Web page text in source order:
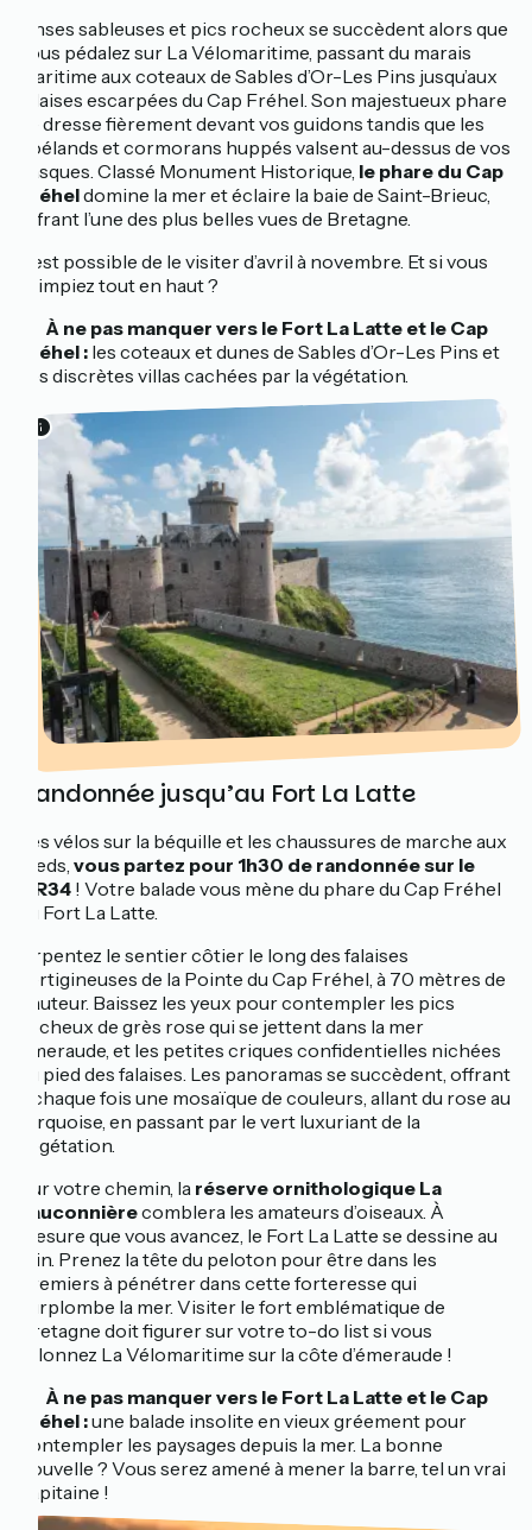
Anses sableuses et pics rocheux se succèdent alors que
vous pédalez sur La Vélomaritime, passant du marais
maritime aux coteaux de Sables d’Or-Les Pins jusqu’aux
falaises escarpées du Cap Fréhel. Son majestueux phare
se dresse fièrement devant vos guidons tandis que les
goélands et cormorans huppés valsent au-dessus de vos
casques. Classé Monument Historique, le phare du Cap
Fréheldomine la mer et éclaire la baie de Saint-Brieuc,
offrant l’une des plus belles vues de Bretagne.
Il est possible de le visiter d’avril à novembre. Et si vous
grimpiez tout en haut ?
À ne pas manquer vers le Fort La Latte et le Cap
Fréhel : les coteaux et dunes de Sables d’Or-Les Pins et
ses discrètes villas cachées par la végétation.
Randonnée jusqu’au Fort La Latte
Les vélos sur la béquille et les chaussures de marche aux
pieds, vous partez pour 1h30 de randonnée sur le
GR34 ! Votre balade vous mène du phare du Cap Fréhel
au Fort La Latte.
Arpentez le sentier côtier le long des falaises
vertigineuses de la Pointe du Cap Fréhel, à 70 mètres de
hauteur. Baissez les yeux pour contempler les pics
rocheux de grès rose qui se jettent dans la mer
émeraude, et les petites criques confidentielles nichées
au pied des falaises. Les panoramas se succèdent, offrant
à chaque fois une mosaïque de couleurs, allant du rose au
turquoise, en passant par le vert luxuriant de la
végétation.
Sur votre chemin, la réserve ornithologique La
Fauconnièrecomblera les amateurs d’oiseaux. À
mesure que vous avancez, le Fort La Latte se dessine au
loin. Prenez la tête du peloton pour être dans les
premiers à pénétrer dans cette forteresse qui
surplombe la mer. Visiter le fort emblématique de
Bretagne doit figurer sur votre to-do list si vous
sillonnez La Vélomaritime sur la côte d’émeraude !
🔎 À ne pas manquer vers le Fort La Latte et le Cap
Fréhel :une balade insolite en vieux gréement pour
contempler les paysages depuis la mer. La bonne
nouvelle ? Vous serez amené à mener la barre, tel un vrai
capitaine !